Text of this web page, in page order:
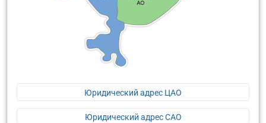
Юридический адрес ЦАО
Юридический адрес САО